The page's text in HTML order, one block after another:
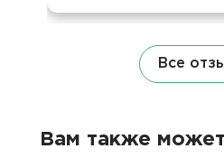
Все
Вам также